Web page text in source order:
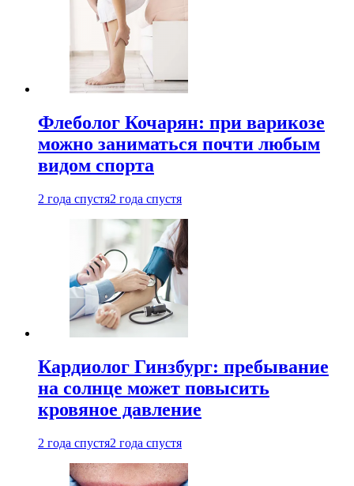
Флеболог Кочарян: при варикозе
можно заниматься почти любым
видом спорта
2 года спустя2 года спустя
Кардиолог Гинзбург: пребывание
на солнце может повысить
кровяное давление
2 года спустя2 года спустя